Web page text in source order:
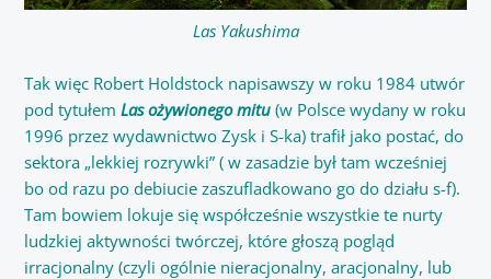
Las Yakushima
Tak więc Robert Holdstock napisawszy w roku 1984 utwór
pod tytułem Las ożywionego mitu(w Polsce wydany w roku
1996 przez wydawnictwo Zysk i S-ka) trafił jako postać, do
sektora „lekkiej rozrywki” ( w zasadzie był tam wcześniej
bo od razu po debiucie zaszufladkowano go do działu s-f).
Tam bowiem lokuje się współcześnie wszystkie te nurty
ludzkiej aktywności twórczej, które głoszą pogląd
irracjonalny (czyli ogólnie nieracjonalny, aracjonalny, lub